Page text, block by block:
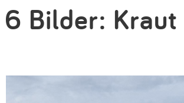
6 Bilder: